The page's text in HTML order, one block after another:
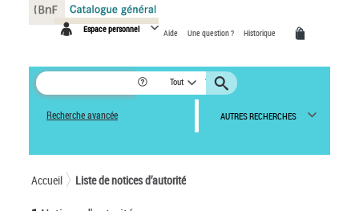
Espace personnel Aide Une question ? Historique
Tout
Recherche avancée AUTRES RECHERCHES
Accueil Liste de notices d’autorité
Panneau de gestion des cookies